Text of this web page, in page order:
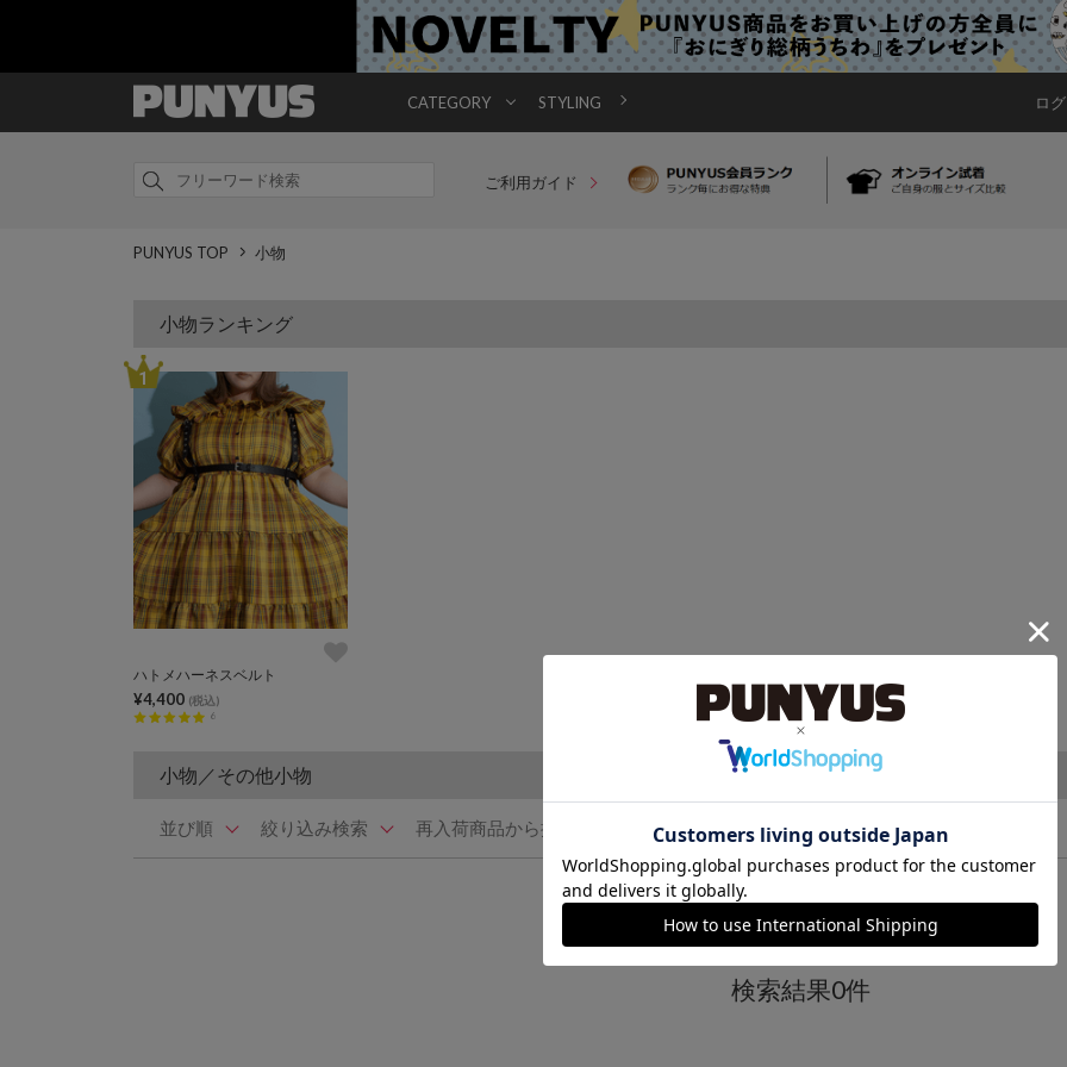
CATEGORY STYLING ロ
ご利用ガイド
PUNYUS TOP 小物
小物ランキング
1
ハトメハーネスベルト
¥4,400 (税込)
6
小物／その他小物
並び順 絞り込み検索 再入荷商品から探す
検索結果0件